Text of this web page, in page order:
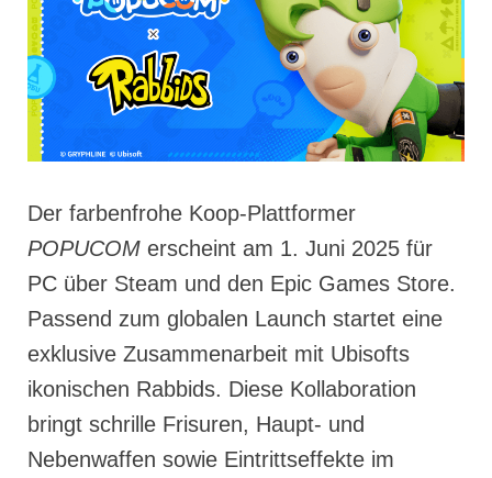
Der farbenfrohe Koop-Plattformer
POPUCOM erscheint am 1. Juni 2025 für
PC über Steam und den Epic Games Store.
Passend zum globalen Launch startet eine
exklusive Zusammenarbeit mit Ubisofts
ikonischen Rabbids. Diese Kollaboration
bringt schrille Frisuren, Haupt- und
Nebenwaffen sowie Eintrittseffekte im